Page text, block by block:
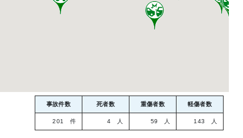
事故件数 死者数 重傷者数 軽傷者数
201 件 4 人 59 人 143 人